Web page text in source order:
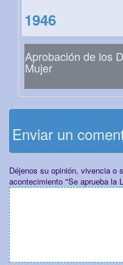
1946
Aprobación de los
Mujer
Enviar un
Déjenos su opinión, vivencia o
acontecimiento "Se aprueba la